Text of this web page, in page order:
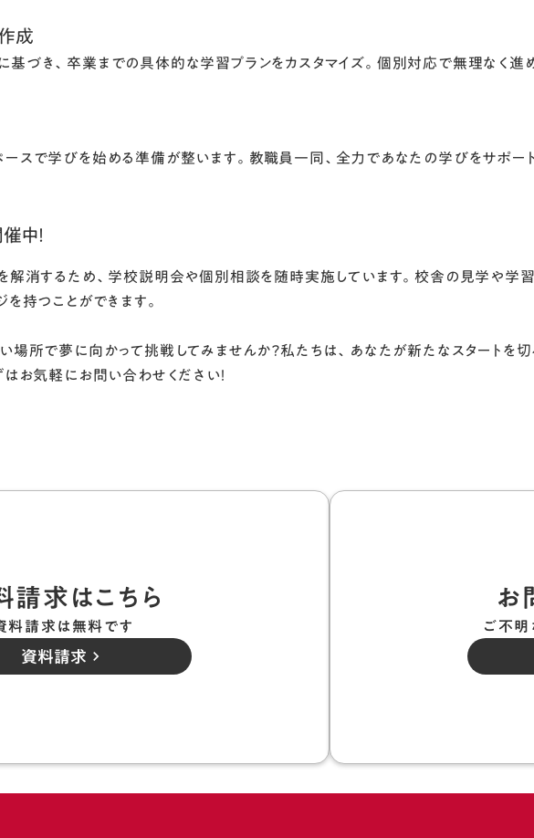
成
づき、卒業までの具体的な学習プランをカスタマイズ。個別対応で無理なく進
スで学びを始める準備が整います。教職員一同、全力であなたの学びをサポー
中！
解消するため、学校説明会や個別相談を随時実施しています。校舎の見学や学
持つことができます。
所で夢に向かって挑戦してみませんか？私たちは、あなたが新たなスタートを
お気軽にお問い合わせください！
請求はこちら
料請求は無料です
資料請求 keyboard_arrow_right
お
ご不